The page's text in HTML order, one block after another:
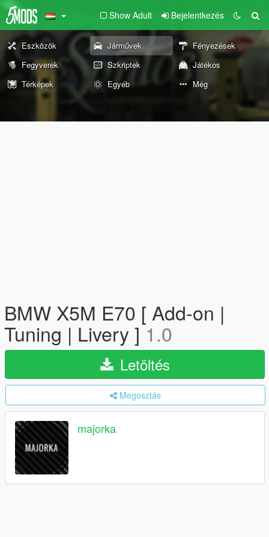
Show Adult Bejelentkezés
Eszközök Járművek
Fényezések
Fegyverek
Szkriptek
Játékos
Térképek
Egyéb Még
BMW X5M E70 [ Add-on |
Tuning | Livery ]1.0
Letöltés
Megosztás
majorka